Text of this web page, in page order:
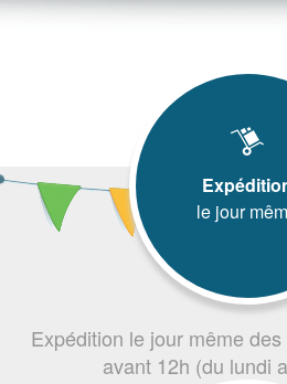
le jour
Expédition le jour même
avant 12h (du lundi